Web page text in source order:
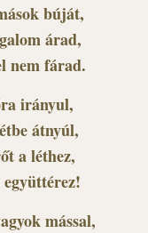
búját,
árad,
nem fárad.
irányul,
átnyúl,
a léthez,
együttérez!
mással,